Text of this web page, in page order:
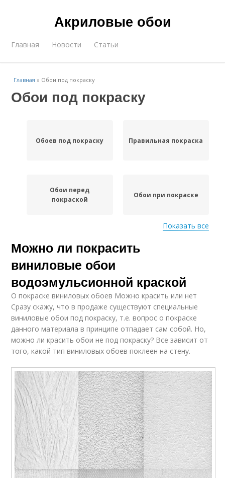
Акриловые обои
Главная Новости Статьи
Главная » Обои под покраску
Обои под покраску
Обоев под покраску Правильная покраска
Обои перед
покраской
Обои при покраске
Стеклообои под
покраску
Краски для покраски
Поверхности к
покраске
Показать все
Можно ли покрасить
виниловые обои
водоэмульсионной краской
О покраске виниловых обоев Можно красить или нет
Сразу скажу, что в продаже существуют специальные
виниловые обои под покраску, т.е. вопрос о покраске
данного материала в принципе отпадает сам собой. Но,
можно ли красить обои не под покраску? Все зависит от
того, какой тип виниловых обоев поклеен на стену.